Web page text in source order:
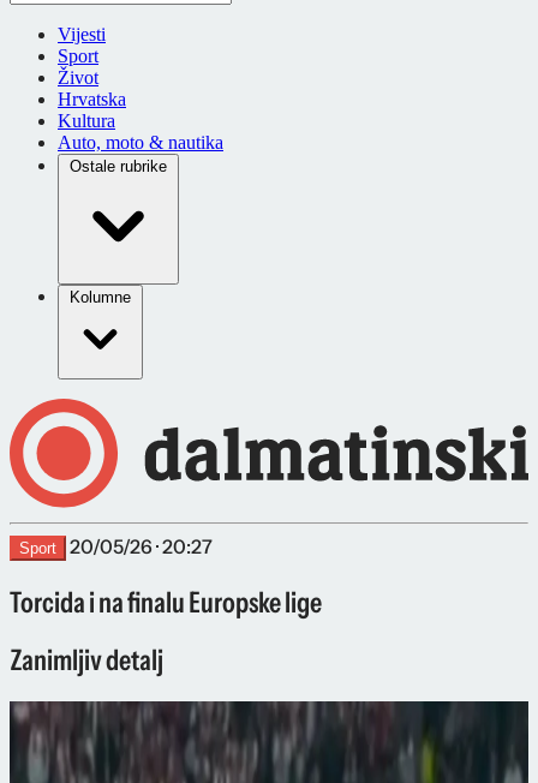
Vijesti
Sport
Život
Hrvatska
Kultura
Auto, moto & nautika
Ostale rubrike
Kolumne
Sport 20/05/26 · 20:27
Torcida i na finalu Europske lige
Zanimljiv detalj